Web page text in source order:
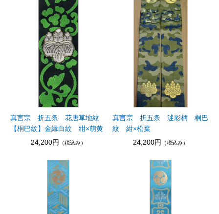
真言宗 折五条 花唐草地紋
【桐巴紋】金縁白紋 紺×萌黄
24,200円
（税込み）
真言宗 折五条 迷彩柄 桐巴
紋 紺×松葉
24,200円
（税込み）